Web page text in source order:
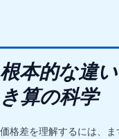
根本的な違
き算の科学
価格差を理解するには、